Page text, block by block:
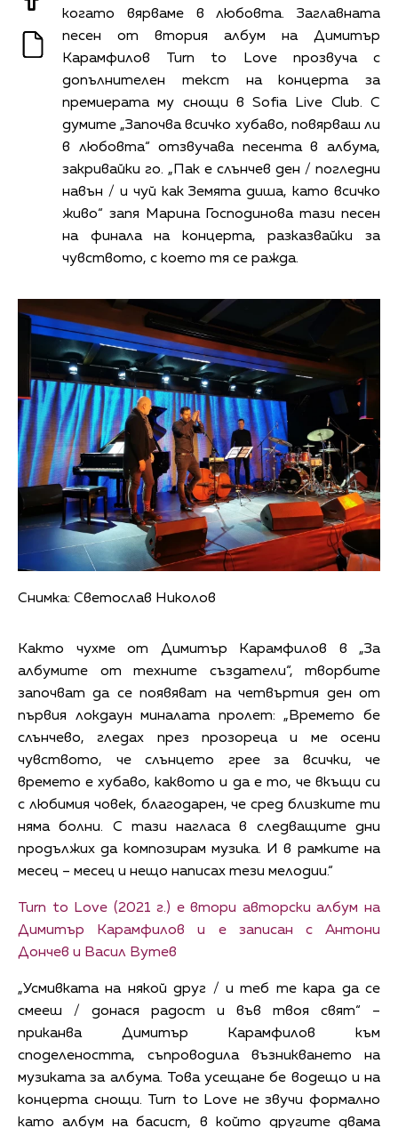
когато вярваме в любовта. Заглавната
песен от втория албум на Димитър
Карамфилов Turn to Love прозвуча с
допълнителен текст на концерта за
премиерата му снощи в Sofia Live Club. С
думите „Започва всичко хубаво, повярваш ли
в любовта“ отзвучава песента в албума,
закривайки го. „Пак е слънчев ден / погледни
навън / и чуй как Земята диша, като всичко
живо“ запя Марина Господинова тази песен
на финала на концерта, разказвайки за
чувството, с което тя се ражда.
Снимка: Светослав Николов
Както чухме от Димитър Карамфилов в „За
албумите от техните създатели“, творбите
започват да се появяват на четвъртия ден от
първия локдаун миналата пролет: „Времето бе
слънчево, гледах през прозореца и ме осени
чувството, че слънцето грее за всички, че
времето е хубаво, каквото и да е то, че вкъщи си
с любимия човек, благодарен, че сред близките ти
няма болни. С тази нагласа в следващите дни
продължих да композирам музика. И в рамките на
месец – месец и нещо написах тези мелодии.“
Turn to Love (2021 г.) е втори авторски албум на
Димитър Карамфилов и е записан с Антони
Дончев и Васил Вутев
„Усмивката на някой друг / и теб те кара да се
смееш / донася радост и във твоя свят“ –
приканва Димитър Карамфилов към
споделеността, съпроводила възникването на
музиката за албума. Това усещане бе водещо и на
концерта снощи. Turn to Love не звучи формално
като албум на басист, в който другите двама